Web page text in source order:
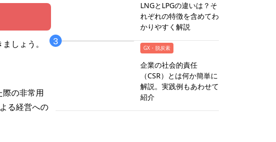
しょう。
の非常用
る経営への
LNGとLPGの違いは？そ
れぞれの特徴を含めてわ
かりやすく解説
GX・脱炭素
企業の社会的責任
（CSR）とは何か簡単に
解説。実践例もあわせて
紹介